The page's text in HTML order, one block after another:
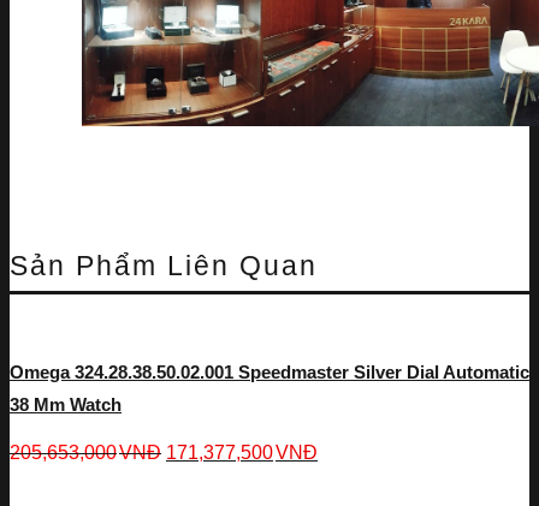
Sản Phẩm Liên Quan
Omega 324.28.38.50.02.001 Speedmaster Silver Dial Automatic
38 Mm Watch
205,653,000VNĐ 171,377,500VNĐ